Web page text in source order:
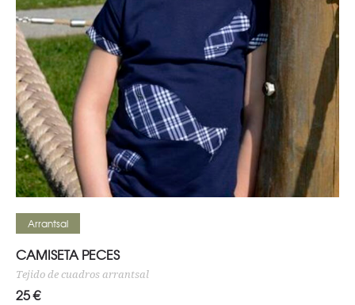
Seleccionar opciones
Arrantsal
CAMISETA PECES
Tejido de cuadros arrantsal
25€